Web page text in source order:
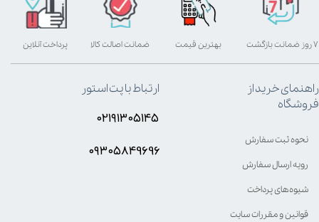
بهترین قیمت پرداخت آنلاین ۷ روز ضمانت بازگشت ضمانت اصالت کالا
راهنمای خرید از
فروشگاه
نحوه ثبت سفارش
رویه ارسال سفارش
شیوه‌های پرداخت
قوانین و مقررات سایت
ارتباط با پت استور
۰۲۱۹۱۳۰۵۱۴۵
۰۹۳۰۵8۴9696